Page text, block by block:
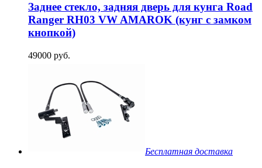
Заднее стекло, задняя дверь для кунга Road
Ranger RH03 VW AMAROK (кунг с замком
кнопкой)
49000 руб.
Бесплатная доставка